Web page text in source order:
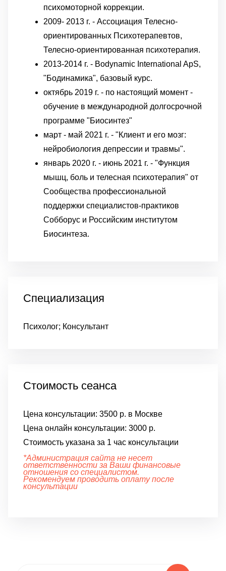
психомоторной коррекции.
2009- 2013 г. - Ассоциация Телесно-
ориентированных Психотерапевтов,
Телесно-ориентированная психотерапия.
2013-2014 г. - Bodynamic International ApS,
"Бодинамика", базовый курс.
октябрь 2019 г. - по настоящий момент -
обучение в международной долгосрочной
программе "Биосинтез"
март - май 2021 г. - "Клиент и его мозг:
нейробиология депрессии и травмы".
январь 2020 г. - июнь 2021 г. - "Функция
мышц, боль и телесная психотерапия" от
Сообщества профессиональной
поддержки специалистов-практиков
Собборус и Российским институтом
Биосинтеза.
Специализация
Психолог; Консультант
Стоимость сеанса
Цена консультации: 3500 р. в Москве
Цена онлайн консультации: 3000 р.
Стоимость указана за 1 час консультации
*Администрация сайта не несет
ответственности за Ваши финансовые
отношения со специалистом.
Рекомендуем проводить оплату после
консультации